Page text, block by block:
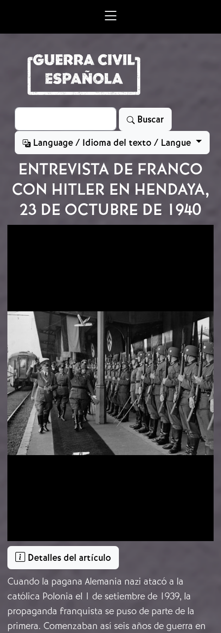
Search
Buscar
Language / Idioma del texto / Langue
ENTREVISTA DE FRANCO
CON HITLER EN HENDAYA,
23 DE OCTUBRE DE 1940
Detalles del artículo
Cuando la pagana Alemania nazi atacó a la
católica Polonia el 1 de setiembre de 1939, la
propaganda franquista se puso de parte de la
primera. Comenzaban así seis años de guerra en